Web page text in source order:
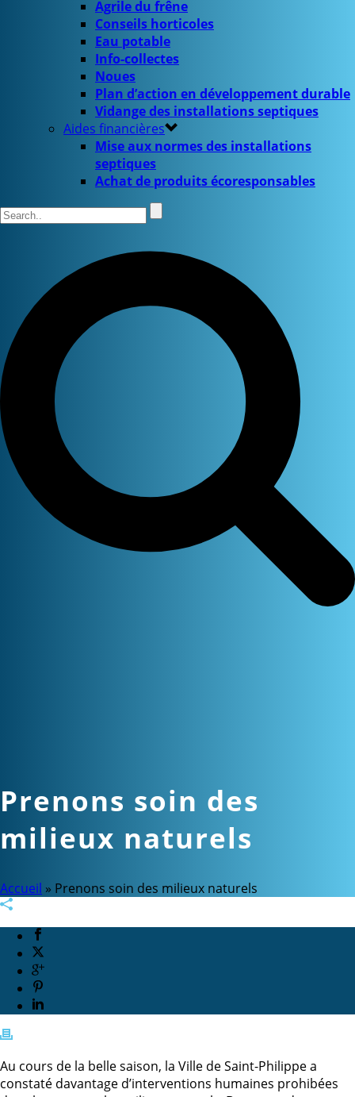
Agrile du frêne
Conseils horticoles
Eau potable
Info-collectes
Noues
Plan d’action en développement durable
Vidange des installations septiques
Aides financières
Mise aux normes des installations
septiques
Achat de produits écoresponsables
Prenons soin des
milieux naturels
Accueil » Prenons soin des milieux naturels
Au cours de la belle saison, la Ville de Saint-Philippe a
constaté davantage d’interventions humaines prohibées